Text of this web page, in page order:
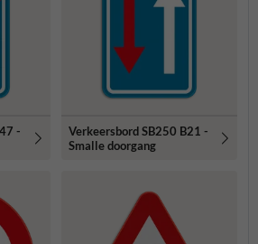
-
Verkeersbord SB250 B21 -
Smalle doorgang